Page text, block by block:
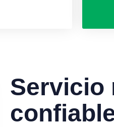
Servicio